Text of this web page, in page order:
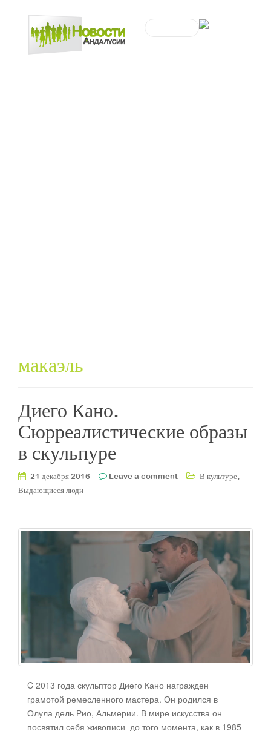
макаэль
Диего Кано.
Сюрреалистические образы
в скульпуре
21 декабря 2016 Leave a comment В культуре,
Выдающиеся люди
C 2013 года скульптор Диего Кано награжден
грамотой ремесленного мастера. Он родился в
Олула дель Рио, Альмерии. В мире искусства он
посвятил себя живописи до того момента, как в 1985